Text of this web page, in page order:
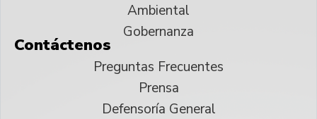
Ambiental
Gobernanza
Contáctenos
Preguntas Frecuentes
Prensa
Defensoría General